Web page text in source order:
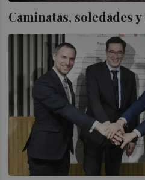
Caminatas, soledades